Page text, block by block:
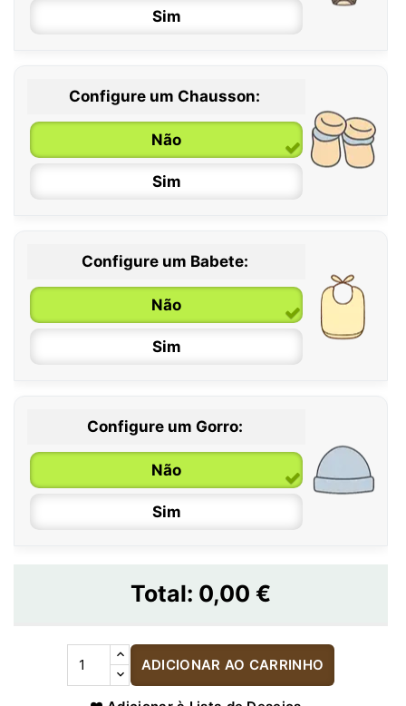
Sim
0 / 6 meses
6 / 12 meses
12 / 18 meses
Configure um Chausson:
Não
Sim
Configure um Babete:
Não
Sim
Configure um Gorro:
Não
Sim
Total: 0,00 €
ADICIONAR AO CARRINHO